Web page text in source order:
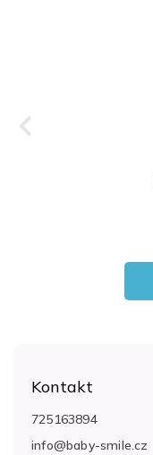
Kontakt
info@baby-smile.cz
725163894